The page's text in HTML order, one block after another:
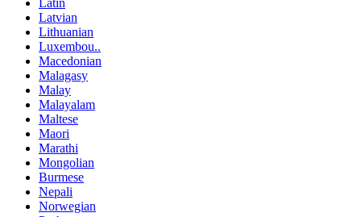
Latvian
Lithuanian
Luxembou..
Macedonian
Malagasy
Malay
Malayalam
Maltese
Maori
Marathi
Mongolian
Burmese
Nepali
Norwegian